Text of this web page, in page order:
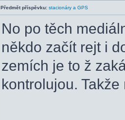
Předmět příspěvku: stacionáry a GPS
No po těch
někdo začít rejt i
zemích je to ž
kontrolujou.